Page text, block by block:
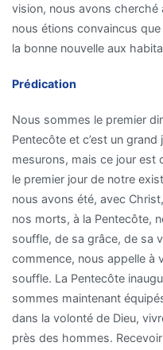
vision, nous avons cherché
nous étions convaincus
la bonne nouvelle aux
Prédication
Nous sommes le premier
Pentecôte et c’est un
mesurons, mais ce jour est
le premier jour de notre
nous avons été, avec
nos morts, à la Pentecôte,
souffle, de sa grâce, de sa
commence, nous appelle à
souffle. La Pentecôte
sommes maintenant
dans la volonté de Dieu,
près des hommes.